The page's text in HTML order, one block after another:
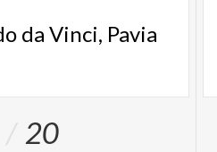
da Vinci, Pavia
20